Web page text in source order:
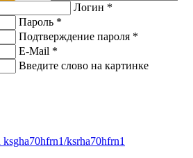
Логин *
Пароль *
Подтверждение пароля *
E-Mail *
Введите слово на картинке